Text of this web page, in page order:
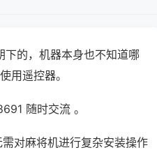
的，机器本身也不知道哪
用遥控器。
随时交流 。
对麻将机进行复杂安装操作